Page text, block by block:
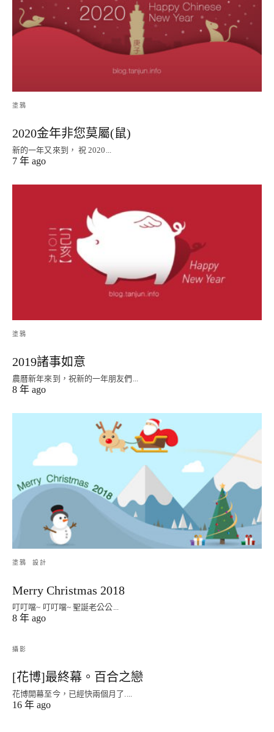
塗鴉
2020金年非您莫屬(鼠)
新的一年又來到， 祝 2020...
7 年 ago
塗鴉
2019諸事如意
農曆新年來到，祝新的一年朋友們...
8 年 ago
塗鴉 設計
Merry Christmas 2018
叮叮噹~ 叮叮噹~ 聖誕老公公...
8 年 ago
攝影
[花博]最終幕。百合之戀
花博開幕至今，已經快兩個月了....
16 年 ago